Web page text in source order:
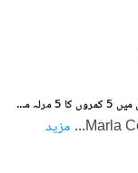
گلبہار سکیم - سیکٹر 1 گلبہار سکیم,راولپنڈی میں 5 کمروں کا 5 مرلہ مکان 1.35 کروڑ میں برائے فروخت۔
... مزید